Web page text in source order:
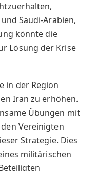
Saudi-Arabien,
könnte die
Lösung der Krise
in der Region
Iran zu erhöhen.
Übungen mit
Vereinigten
Strategie. Dies
militärischen